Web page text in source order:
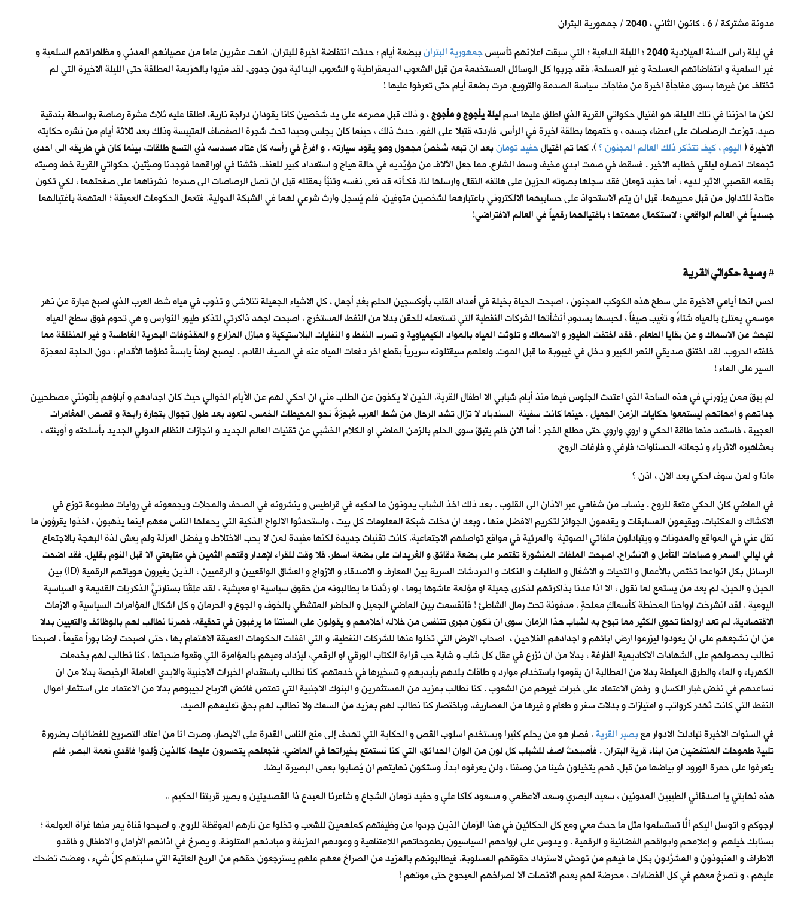
مدونة مشتركة / 6 ، كانون الثاني ، 2040 / جمهورية البتران
في ليلة راس السنة الميلادية 2040 ؛ الليلة الدامية ؛ التي سبقت اعلانهم تأسيس
جمهورية البترانببضعة أيام ؛ حدثت انتفاضة اخيرة للبتران. انهت عشرين عاما من عصيانهم المدني و مظاهراتهم السلمية و
غير السلمية و انتفاضاتهم المسلحة و غير المسلحة. فقد جربوا كل الوسائل المستخدمة من قبل الشعوب الديمقراطية و الشعوب البدائية دون جدوى. لقد منيوا بالهزيمة المطلقة حتى الليلة الاخيرة التي لم
تختلف عن غيرها بسوى مفاجأةٍ اخيرة من مفاجآت سياسة الصدمة والترويع. مرت بضعة أيام حتى تعرفوا عليها !
لكن ما احزننا في تلك الليلة، هو اغتيال حكواتي القرية الذي اطلق عليها اسمليلة يأجوج و مأجوج، و ذلك قبل مصرعه على يد شخصين كانا يقودان دراجة نارية. اطلقا عليه ثلاث عشرة رصاصة بواسطة بندقية
صيد. توزعت الرصاصات على اعضاء جسده ، و ختموها بطلقة اخيرة في الرأس، فاردته قتيلا على الفور. حدث ذلك ، حينما كان يجلس وحيدا تحت شجرة الصفصاف المتيبسة وذلك بعد ثلاثة أيام من نشره حكايته
الاخيرة (اليوم ، كيف تتذكر ذلك العالم المجنون ؟). كما تم اغتيالحفيد تومانبعد ان تبعه شخصٌ مجهول وهو يقود سيارته ، و افرغ في رأسه كل عتاد مسدسه ذي التسع طلقات، بينما كان في طريقه الى احدى
تجمعات انصاره ليلقي خطابه الاخير . فسقط في صمت ابدي مخيف وسط الشارع. مما جعل الآلاف من مؤيِّديه في حالة هياج و استعداد كبير للعنف. فتَّشنا في اوراقهما فوجدنا وصيَّتين. حكواتي القرية خط وصيته
بقلمه القصبي الاثير لديه ، أما حفيد تومان فقد سجلها بصوته الحزين على هاتفه النقال وارسلها لنا. فكـأنه قد نعى نفسه وتنبَّأ بمقتله قبل ان تصل الرصاصات الى صدره! نشرناهما على صفحتهما ، لكي تكون
متاحة للتداول من قبل محبيهما. قبل ان يتم الاستحواذ على حسابيهما الالكتروني باعتبارهما لشخصين متوفين. فلم يُسجل وارث شرعي لهما في الشبكة الدولية. فتعمل الحكومات العميقة ؛ المتهمة باغتيالهما
جسدياً في العالم الواقعي ؛ لاستكمال مهمتها ؛ باغتيالهما رقمياً في العالم الافتراضي!
#وصية حكواتي القرية
احس انها أيامي الاخيرة على سطح هذه الكوكب المجنون . اصبحت الحياة بخيلة في أمداد القلب بأوكسجين الحلم بغدٍ أجمل . كل الاشياء الجميلة تتلاشى و تذوب في مياه شط العرب الذي اصبح عبارة عن نهر
موسمي يمتلئ بالمياه شتاءً و تغيب صيفاً ، لحبسها بسدودٍ أنشأتها الشركات النفطية التي تستعمله للحقن بدلا من النفط المستخرج . اصبحت اجهد ذاكرتي لتذكر طيور النوارس و هي تحوم فوق سطح المياه
لتبحث عن الاسماك و عن بقايا الطعام . فقد اختفت الطيور و الاسماك و تلوثت المياه بالمواد الكيمياوية و تسرب النفط و النفايات البلاستيكية و مبازل المزارع و المقذوفات البحرية الغاطسة و غير المنفلقة مما
خلفته الحروب. لقد اختنق صديقي النهر الكبير و دخل في غيبوبة ما قبل الموت. ولعلهم سيقتلونه سريرياً بقطع اخر دفعات المياه عنه في الصيف القادم . ليصبح ارضاً يابسةً تطؤها الأقدام ، دون الحاجة لمعجزة
السير على الماء !
لم يبقَ ممن يزورني في هذه الساحة الذي اعتدت الجلوس فيها منذ أيام شبابي الا اطفال القرية. الذين لا يكفون عن الطلب مني ان احكي لهم عن الأيام الخوالي حيث كان اجدادهم و آباؤهم يأتونني مصطحبين
جداتهم و أمهاتهم ليستمعوا حكايات الزمن الجميل . حينما كانت سفينة السندباد لا تزال تشد الرحال من شط العرب مُبحِرَةً نحو المحيطات الخمس. لتعود بعد طول تجوال بتجارة رابحة و قصص المغامرات
العجيبة ، فاستمد منها طاقة الحكي و اروي واروي حتى مطلع الفجر ! أما الان فلم يتبقَ سوى الحلم بالزمن الماضي او الكلام الخشبي عن تقنيات العالم الجديد و انجازات النظام الدولي الجديد بأسلحته و أوبئته ،
بمشاهيره الاثرياء و نجماته الحسناوات؛ فارغي و فارغات الروح.
ماذا و لمن سوف احكي بعد الان ، اذن ؟
في الماضي كان الحكي متعة للروح . ينساب من شفاهي عبر الاذان الى القلوب . بعد ذلك اخذ الشباب يدونون ما احكيه في قراطيس و ينشرونه في الصحف والمجلات ويجمعونه في روايات مطبوعة توزع في
الاكشاك و المكتبات. ويقيمون المسابقات و يقدمون الجوائز لتكريم الافضل منها . وبعد ان دخلت شبكة المعلومات كل بيت ، واستحدثوا الالواح الذكية التي يحملها الناس معهم اينما يذهبون ، اخذوا يقرؤون ما
نُقل عني في المواقع والمدونات و ويتبادلون ملفاتي الصوتية والمرئية في مواقع تواصلهم الاجتماعية. كانت تقنيات جديدة لكنها مفيدة لمن لا يحب الاختلاط و يفضل العزلة ولم يعش لذة البهجة بالاجتماع
في ليالي السمر و صباحات التأمل و الانشراح. اصبحت الملفات المنشورة تقتصر على بضعة دقائق و الغريدات على بضعة اسطر. فلا وقت للقراء لإهدار وقتهم الثمين في متابعتي الا قبل النوم بقليل. فقد اضحت
الرسائل بكل انواعها تختص بالأعمال و التحيات و الاشغال و الطلبات و النكات و الدردشات السرية بين المعارف و الاصدقاء و الازواج و العشاق الواقعيين و الرقميين ، الذين يغيرون هوياتهم الرقمية (ID) بين
الحين و الحين. لم يعد من يستمع لما نقول ، الا اذا عدنا بذاكرتهم لذكرى جميلة او مؤلمة عاشوها يوما ، او ردّدنا ما يطالبونه من حقوق سياسية او معيشية . لقد عَلِقَنا بسنارتيًّ الذكريات القديمة و السياسية
اليومية . لقد انشرخت ارواحنا المحنطة كأسماكٍ مملحةٍ ، مدفونة تحت رمال الشاطئ ! فانقسمت بين الماضي الجميل و الحاضر المتشظي بالخوف و الجوع و الحرمان و كل اشكال المؤامرات السياسية و الازمات
الاقتصادية. لم تعد ارواحنا تحوي الكثير مما تبوح به لشباب هذا الزمان سوى ان نكون مجرى تتنفس من خلاله أحلامهم و يقولون على السنتنا ما يرغبون في تحقيقه. فصرنا نطالب لهم بالوظائف والتعيين بدلا
من ان نشجعهم على ان يعودوا ليزرعوا ارض ابائهم و اجدادهم الفلاحين ، اصحاب الارض التي تخلوا عنها للشركات النفطية. و التي اغفلت الحكومات العميقة الاهتمام بها ، حتى اصبحت ارضا بوراً عقيماً . اصبحنا
نطالب بحصولهم على الشهادات الاكاديمية الفارغة ، بدلا من ان نزرع في عقل كل شاب و شابة حب قراءة الكتاب الورقي او الرقمي، ليزداد وعيهم بالمؤامرة التي وقعوا ضحيتها . كنا نطالب لهم بخدمات
الكهرباء و الماء والطرق المبلطة بدلا من المطالبة ان يقوموا باستخدام موارد و طاقات بلدهم بأيديهم و تسخيرها في خدمتهم. كنا نطالب باستقدام الخبرات الاجنبية والايدي العاملة الرخيصة بدلا من ان
نساعدهم في نفض غبار الكسل و رفض الاعتماد على خبرات غيرهم من الشعوب . كنا نطالب بمزيد من المستثمرين و البنوك الاجنبية التي تمتص فائض الارباح لجيبوهم بدلا من الاعتماد على استثمار أموال
النفط التي كانت تُهدر كرواتب و امتيازات و بدلات سفر و طعام و غيرها من المصاريف. وباختصار كنا نطالب لهم بمزيد من السمك ولا نطالب لهم بحق تعليمهم الصيد.
في السنوات الاخيرة تبادلتُ الادوار معبصير القرية. فصار هو من يحلم كثيرا ويستخدم اسلوب القص و الحكاية التي تهدف إلى منح الناس القدرة على الابصار. وصرت انا من اعتاد التصريح للفضائيات بضرورة
تلبية طموحات المنتفضين من ابناء قرية البتران . فأصبحتُ اصف للشباب كل لون من الوان الحدائق، التي كنا نستمتع بخيراتها في الماضي. فنجعلهم يتحسرون عليها، كالذين وُلِدوا فاقدي نعمة البصر، فلم
يتعرفوا على حمرة الورود او بياضها من قبل. فهم يتخيلون شيئا من وصفنا ، ولن يعرفوه ابداً. وستكون نهايتهم ان يُصابوا بعمى البصيرة ايضا.
هذه نهايتي يا اصدقائي الطيبين المدونين ، سعيد البصري وسعد الاعظمي و مسعود كاكا علي و حفيد تومان الشجاع و شاعرنا المبدع ذا القصديتين و بصير قريتنا الحكيم ..
ارجوكم و اتوسل اليكم ألّا تستسلموا مثل ما حدث معي ومع كل الحكائين في هذا الزمان الذين جُرِدوا من وظيفتهم كملهمينَ للشعب و تخلوا عن نارهم الموقظة للروح. و اصبحوا قناة يمر منها غزاة العولمة ؛
بسنابك خيلهم و إعلامهم وابواقهم الفضائية و الرقمية . و يدوس على ارواحهم السياسيون بطموحاتهم اللامتناهية و وعودهم المزيفة و مبادئهم المتلونة. و يصرخ في اذانهم الأرامل و الاطفال و فاقدو
الاطراف و المنبوذون و المشرَّدون بكل ما فيهم من توحش لاسترداد حقوقهم المسلوبة. فيطالبونهم بالمزيد من الصراخ معهم علهم يسترجعون حقهم من الريح العاتية التي سلبتهم كلَّ شيء ، ومضت تضحك
عليهم ، و تصرخ معهم في كل الفضاءات ، محرضة لهم بعدم الانصات الا لصراخهم المبحوح حتى موتهم !